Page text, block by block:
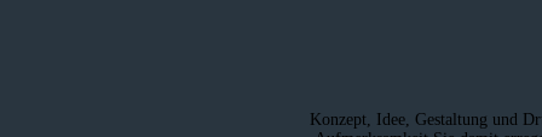
Konzept, Idee, Gestaltung und